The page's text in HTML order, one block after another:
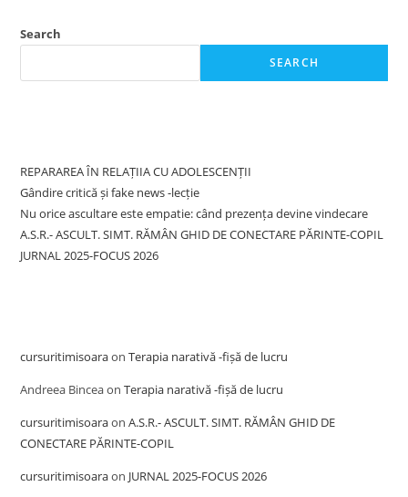
Search
SEARCH
REPARAREA ÎN RELAȚIIA CU ADOLESCENȚII
Gândire critică și fake news -lecție
Nu orice ascultare este empatie: când prezența devine vindecare
A.S.R.- ASCULT. SIMT. RĂMÂN GHID DE CONECTARE PĂRINTE-COPIL
JURNAL 2025-FOCUS 2026
cursuritimisoaraonTerapia narativă -fișă de lucru
Andreea BinceaonTerapia narativă -fișă de lucru
cursuritimisoaraonA.S.R.- ASCULT. SIMT. RĂMÂN GHID DE
CONECTARE PĂRINTE-COPIL
cursuritimisoaraon JURNAL 2025-FOCUS 2026